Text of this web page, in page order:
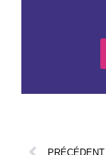
PRÉCÉDENT